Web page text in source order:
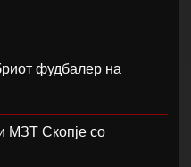
фудбалер на
МЗТ Скопје со